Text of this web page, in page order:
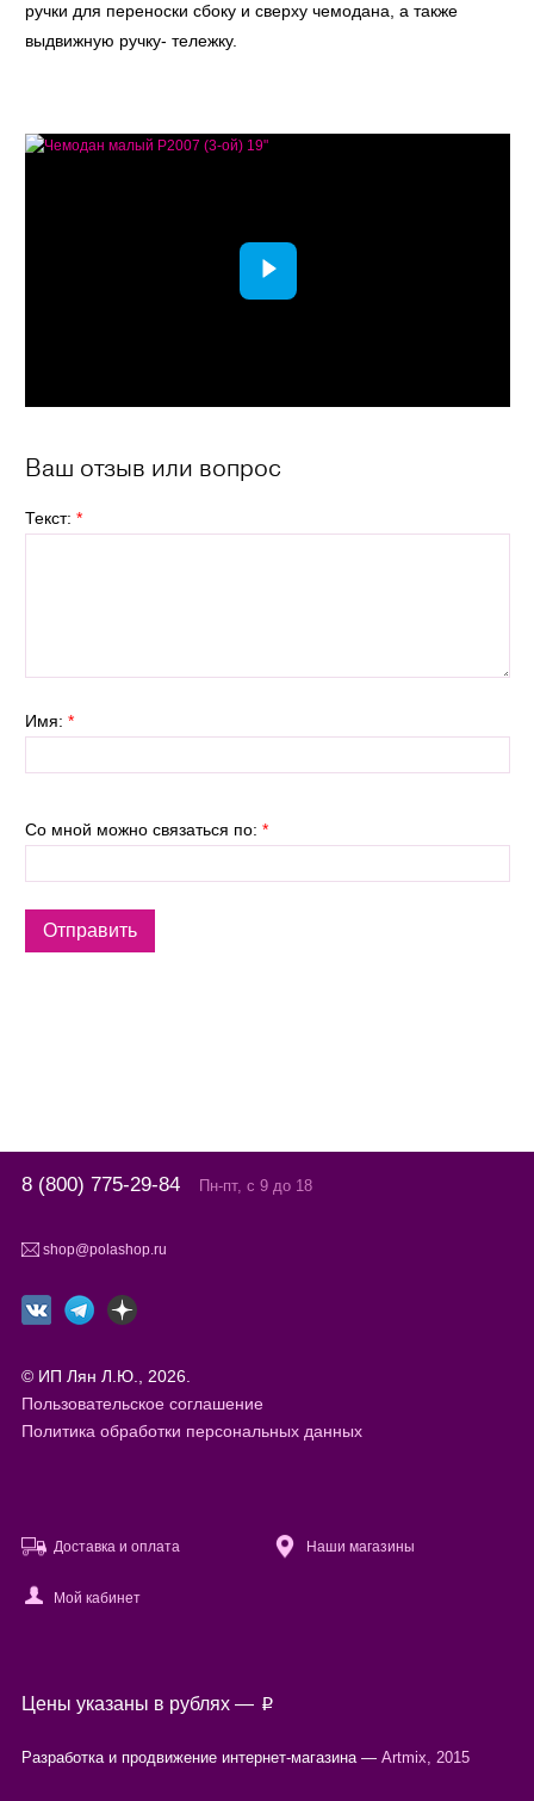
ручки для переноски сбоку и сверху чемодана, а также
выдвижную ручку- тележку.
Ваш отзыв или вопрос
Текст: *
Имя: *
Со мной можно связаться по: *
8 (800) 775-29-84 Пн-пт, с 9 до 18
shop@polashop.ru
© ИП Лян Л.Ю., 2026.
Пользовательское соглашение
Политика обработки персональных данных
Доставка и оплата Наши магазины
Мой кабинет
Цены указаны в рублях — p
Разработка и продвижение интернет-магазина — Artmix, 2015
Используя настоящий сайт, вы предоставляете согласие на